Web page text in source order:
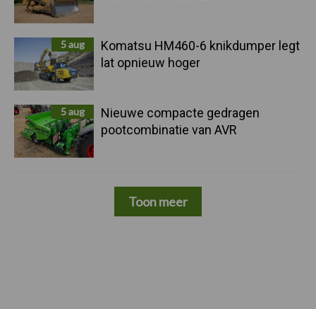
5 aug
Komatsu HM460-6 knikdumper legt
lat opnieuw hoger
5 aug
Nieuwe compacte gedragen
pootcombinatie van AVR
Toon meer